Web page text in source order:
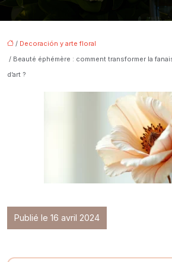
/ Decoración y arte floral
/ Beauté éphémère : comment transformer la
d’art ?
Publié le 16 avril 2024